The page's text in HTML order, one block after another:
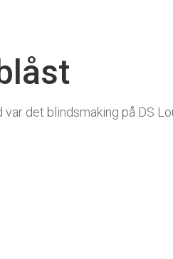
det blindsmaking på DS